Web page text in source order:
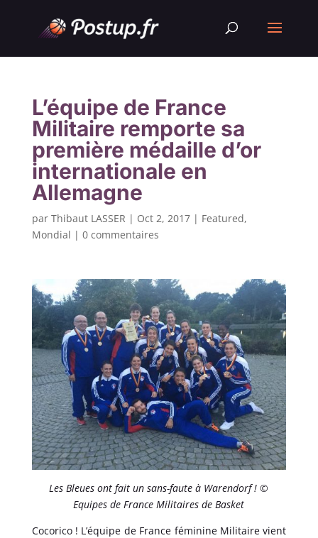
L’équipe de France
Militaire remporte sa
première médaille d’or
internationale en
Allemagne
par Thibaut LASSER | Oct 2, 2017| Featured,
Mondial | 0 commentaires
Les Bleues ont fait un sans-faute à Warendorf ! ©
Equipes de France Militaires de Basket
Cocorico ! L’équipe de France féminine Militaire vient